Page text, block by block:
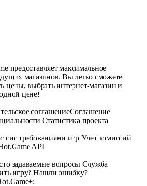
предоставляет максимальное
магазинов. Вы легко сможете
цены, выбрать интернет-магазин и
цене!
соглашениеСоглашение
Статистика проекта
сис.требованиями игр Учет комиссий
API
задаваемые вопросы Служба
игру? Нашли ошибку?
: